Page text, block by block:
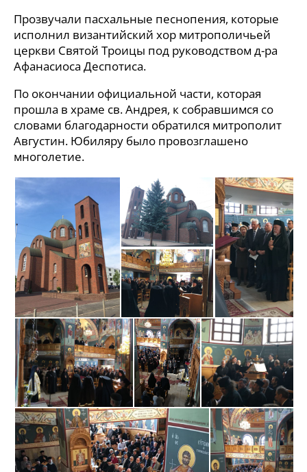
Прозвучали пасхальные песнопения, которые
исполнил византийский хор митрополичьей
церкви Святой Троицы под руководством д-ра
Афанасиоса Деспотиса.
По окончании официальной части, которая
прошла в храме св. Андрея, к собравшимся со
словами благодарности обратился митрополит
Августин. Юбиляру было провозглашено
многолетие.